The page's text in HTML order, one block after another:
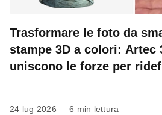
Trasformare le foto da
stampe 3D a colori: Artec
uniscono le forze per
24 lug 2026 6 min lettura